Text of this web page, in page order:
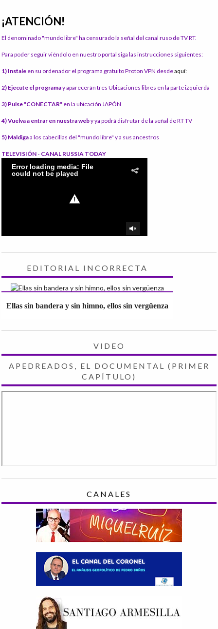
¡ATENCIÓN!
El denominado "mundo libre" ha censurado la señal del canal ruso de TV RT.
Para poder seguir viéndolo en nuestro portal siga las instrucciones siguientes:
1) Instale en su ordenador el programa gratuito Proton VPN desdeaquí:
2) Ejecute el programay aparecerán tres Ubicaciones libres en la parte izquierda
3) Pulse "CONECTAR" en la ubicación JAPÓN
4) Vuelva a entrar en nuestra weby ya podrá disfrutar de la señal de RT TV
5) Maldigaa los cabecillas del "mundo libre" y a sus ancestros
TELEVISIÓN - CANAL RUSSIA TODAY
EDITORIAL INCORRECTA
Ellas sin bandera y sin himno, ellos sin vergüenza
VIDEO
APEDREADOS, EL DOCUMENTAL (PRIMER
CAPÍTULO)
CANALES